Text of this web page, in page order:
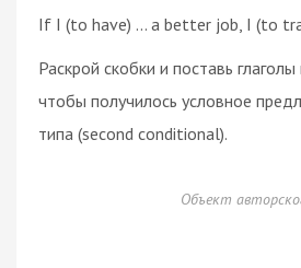
If I (to have) ... a better job, I (to
Раскрой скобки и поставь
чтобы получилось условное
типа (second conditional).
Объект